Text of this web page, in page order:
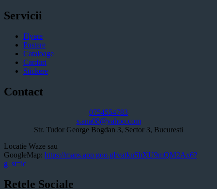
Servicii
Flyere
Postere
Cataloage
Carduri
Stickere
Contact
0754554783
s.ana08@yahoo.com
Str. Tudor George Bogdan 3, Sector 3, Bucuresti
Locatie Waze sau
GoogleMap: https://maps.app.goo.gl/vatknShXU9mQM2Ax6?
g_st=ic
Retele Sociale